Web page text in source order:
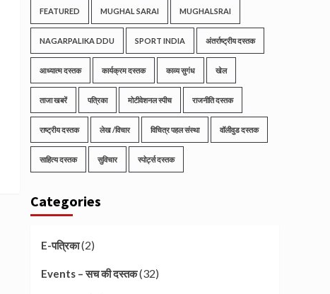
FEATURED MUGHAL SARAI MUGHALSRAI
NAGARPALIKA DDU SPORT INDIA अंतर्राष्ट्रीय दस्तक
आध्यात्म दस्तक कार्यक्रम दस्तक काव्य सुगंध खेल
ताजा खबरें पत्रिका मोटीवेशनल स्पीच राजनीति दस्तक
राष्ट्रीय दस्तक लेख /विचार विचित्र पहल संस्था वॉलीवुड दस्तक
साहित्य दस्तक सुविचार स्पोर्ट्स दस्तक
Categories
E-पत्रिका(2)
Events – सच की दस्तक(32)